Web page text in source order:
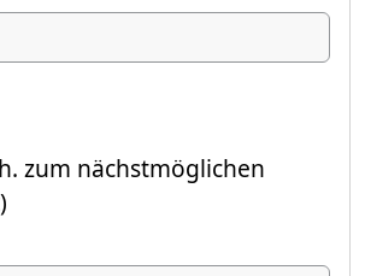
zum nächstmöglichen
springt automatisch ins